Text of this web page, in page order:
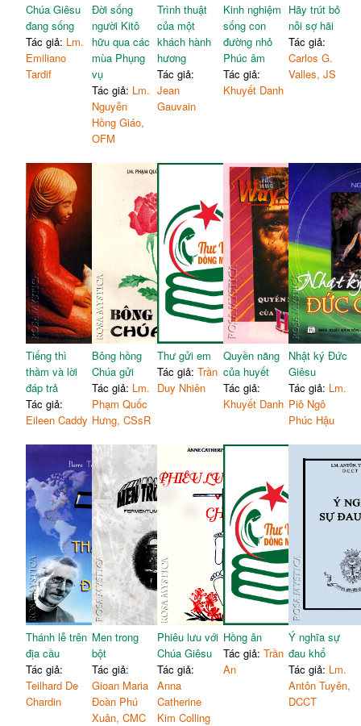
Chúa Giêsu
đang sống
Tác giả: Lm.
Emiliano
Tardif
Đời sống
người Kitô
hữu qua các
mùa Phụng
vụ
Tác giả: Lm.
Nguyễn
Hồng Giáo,
OFM
Trình thuật
của một
khách hành
hương
Tác giả:
Jean
Gauvain
Kinh nghiệm
sống con
đường nhỏ
Phúc âm
Tác giả:
Khuyết Danh
Hãy trút bỏ
nỗi sợ hãi
Tác giả:
Carlos G.
Valles, JS
Tiếng thì
thầm và lời
đáp trả
Tác giả:
Eileen Caddy
Bông hồng
Chúa gửi
Tác giả: Lm.
Phạm Quốc
Hưng, CSsR
Thư gửi em
Tác giả:Trần
Duy Nhiên
Quyền năng
của huyết
Tác giả:
Khuyết Danh
Nhật ký Đức
Giêsu
Tác giả: Lm.
Piô Ngô
Phúc Hậu
Thánh lễ trên
địa cầu
Tác giả:
Teilhard De
Chardin
Men trong
bột
Tác giả:
Gioan Maria
Đoàn Phú
Xuân, CMC
Phiêu lưu với
Chúa Giêsu
Tác giả:
Anna
Catherine
Kim Colling
Hồng ân
Tác giả: Trần
An
Ý nghĩa sự
đau khổ
Tác giả: Lm.
Antôn Tuyên,
DCCT